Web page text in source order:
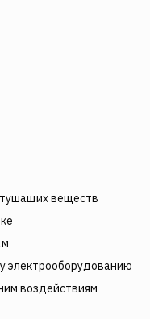
веществ
электрооборудованию
воздействиям